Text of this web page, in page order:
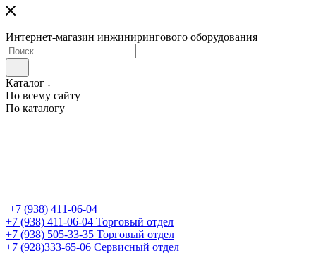
Интернет-магазин инжинирингового оборудования
Каталог
По всему сайту
По каталогу
+7 (938) 411-06-04
+7 (938) 411-06-04 Торговый отдел
+7 (938) 505-33-35 Торговый отдел
+7 (928)333-65-06 Сервисный отдел